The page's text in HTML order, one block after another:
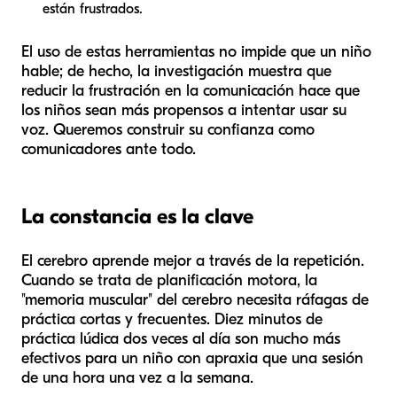
están frustrados.
El uso de estas herramientas no impide que un niño
hable; de hecho, la investigación muestra que
reducir la frustración en la comunicación hace que
los niños sean más propensos a intentar usar su
voz. Queremos construir su confianza como
comunicadores ante todo.
La constancia es la clave
El cerebro aprende mejor a través de la repetición.
Cuando se trata de planificación motora, la
"memoria muscular" del cerebro necesita ráfagas de
práctica cortas y frecuentes. Diez minutos de
práctica lúdica dos veces al día son mucho más
efectivos para un niño con apraxia que una sesión
de una hora una vez a la semana.